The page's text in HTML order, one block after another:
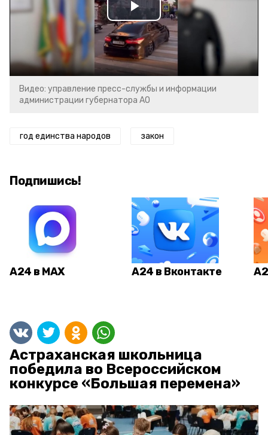
Play
Video
Видео: управление пресс-службы и информации
администрации губернатора АО
год единства народов закон
Подпишись!
А24 в MAX А24 в Вконтакте
Астраханская школьница
победила во Всероссийском
конкурсе «Большая перемена»